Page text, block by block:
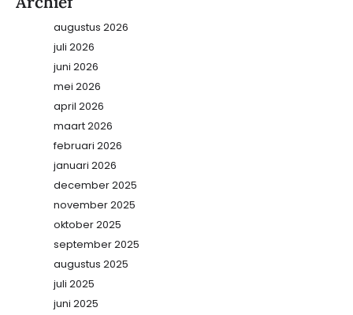
augustus 2026
juli 2026
juni 2026
mei 2026
april 2026
maart 2026
februari 2026
januari 2026
december 2025
november 2025
oktober 2025
september 2025
augustus 2025
juli 2025
juni 2025